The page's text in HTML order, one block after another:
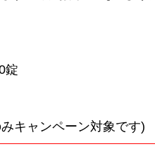
錠
キャンペーン対象です)